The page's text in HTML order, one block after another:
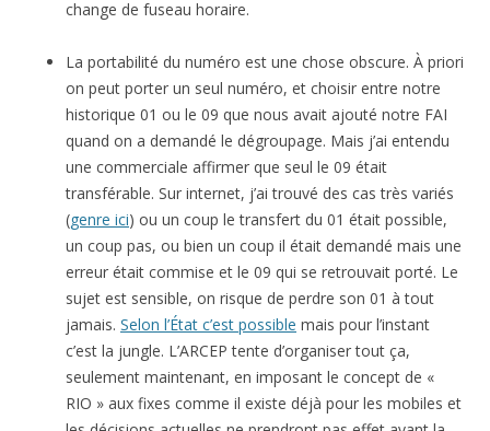
change de fuseau horaire.
La portabilité du numéro est une chose obscure. À priori
on peut porter un seul numéro, et choisir entre notre
historique 01 ou le 09 que nous avait ajouté notre FAI
quand on a demandé le dégroupage. Mais j’ai entendu
une commerciale affirmer que seul le 09 était
transférable. Sur internet, j’ai trouvé des cas très variés
(genre ici) ou un coup le transfert du 01 était possible,
un coup pas, ou bien un coup il était demandé mais une
erreur était commise et le 09 qui se retrouvait porté. Le
sujet est sensible, on risque de perdre son 01 à tout
jamais. Selon l’État c’est possible mais pour l’instant
c’est la jungle. L’ARCEP tente d’organiser tout ça,
seulement maintenant, en imposant le concept de «
RIO » aux fixes comme il existe déjà pour les mobiles et